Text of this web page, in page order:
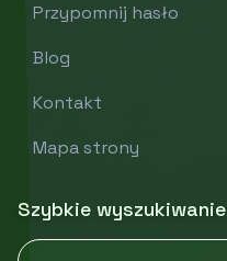
Przypomnij hasło
Blog
Kontakt
Mapa strony
Szybkie wyszukiwanie